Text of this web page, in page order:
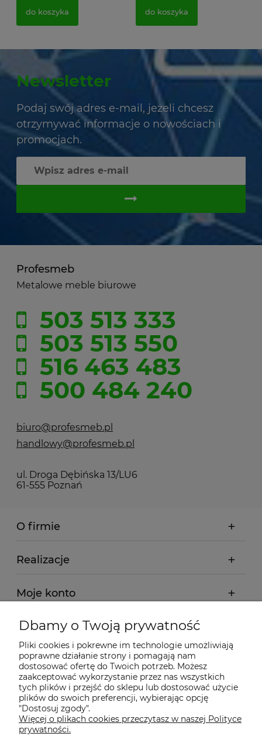
do koszyka do koszyka
Newsletter
Podaj swój adres e-mail, jeżeli chcesz
otrzymywać informacje o nowościach i
promocjach.
Profesmeb
Metalowe meble biurowe
503 513 333
503 513 550
516 463 483
500 484 240
biuro@profesmeb.pl
handlowy@profesmeb.pl
ul. Droga Dębińska 13/LU6
61-555 Poznań
O firmie
Realizacje
Moje konto
Regulamin
Dostawa - realizacja
Gwarancja i zwroty
Pomoc
Dbamy o Twoją prywatność
Pliki cookies i pokrewne im technologie umożliwiają
poprawne działanie strony i pomagają nam
dostosować ofertę do Twoich potrzeb. Możesz
zaakceptować wykorzystanie przez nas wszystkich
tych plików i przejść do sklepu lub dostosować użycie
plików do swoich preferencji, wybierając opcję
"Dostosuj zgody".
Więcej o plikach cookies przeczytasz w naszej Polityce
prywatności.